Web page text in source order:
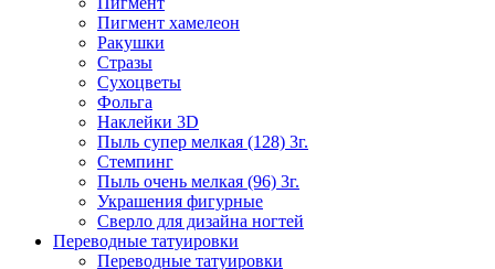
Пигмент хамелеон
Ракушки
Стразы
Сухоцветы
Фольга
Наклейки 3D
Пыль супер мелкая (128) 3г.
Стемпинг
Пыль очень мелкая (96) 3г.
Украшения фигурные
Сверло для дизайна ногтей
Переводные татуировки
Переводные татуировки